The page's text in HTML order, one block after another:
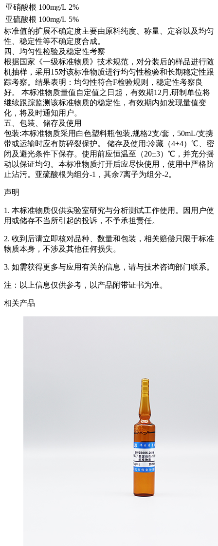
亚硝酸根 100mg/L 2%
亚硫酸根 100mg/L 5%
标准值的扩展不确定度主要由原料纯度、称量、定容以及均匀
性、稳定性等不确定度合成。
四、均匀性检验及稳定性考察
根据国家《一级标准物质》技术规范，对分装后的样品进行随
机抽样，采用15对该标准物质进行均匀性检验和长期稳定性跟
踪考察。结果表明：均匀性符合F检验规则，稳定性考察良
好。 本标准物质量值自定值之日起，有效期12月,研制单位将
继续跟踪监测该标准物质的稳定性，有效期内如发现量值变
化，将及时通知用户。
五、包装、储存及使用
包装:本标准物质采用白色塑料瓶包装,规格2支/套，50mL/支携
带或运输时应有防碎裂保护。 储存及使用:冷藏（4±4）℃、密
闭及避光条件下保存。使用前应恒温至（20±3）℃，并充分摇
动以保证均匀。本标准物质打开后应尽快使用，使用中严格防
止沾污。亚硫酸根为组分-1，其余7离子为组分-2。
声明
1. 本标准物质仅供实验室研究与分析测试工作使用。因用户使
用或储存不当所引起的投诉，不予承担责任。
2. 收到后请立即核对品种、数量和包装，相关赔偿只限于标准
物质本身，不涉及其他任何损失。
3. 如需获得更多与应用有关的信息，请与技术咨询部门联系。
注：以上信息仅供参考，以产品附带证书为准。
相关产品